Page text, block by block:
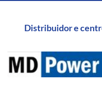
Distribuidor e